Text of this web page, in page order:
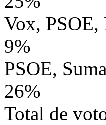
Vox, PSOE,
9%
PSOE,
26%
Total de